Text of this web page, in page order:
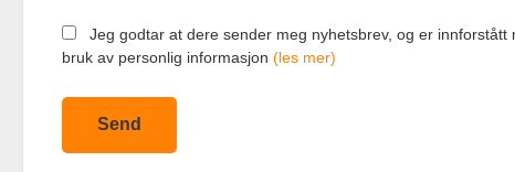
Jakt og
Vår nettbutikk
bruker
Fortsett å
Jeg godtar at dere sender meg nyhetsbrev, og er innforstått
bruk av personlig informasjon (les mer)